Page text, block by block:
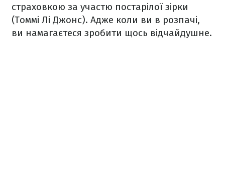
страховкою за участю постарілої зірки
(Томмі Лі Джонс). Адже коли ви в розпачі,
ви намагаєтеся зробити щось відчайдушне.